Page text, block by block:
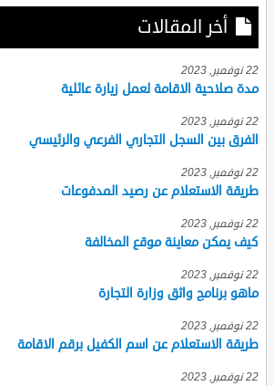
أخر المقالات
22 نوفمبر, 2023
مدة صلاحية الاقامة لعمل زيارة عائلية
22 نوفمبر, 2023
الفرق بين السجل التجاري الفرعي والرئيسي
22 نوفمبر, 2023
طريقة الاستعلام عن رصيد المدفوعات
22 نوفمبر, 2023
كيف يمكن معاينة موقع المخالفة
22 نوفمبر, 2023
ماهو برنامج واثق وزارة التجارة
22 نوفمبر, 2023
طريقة الاستعلام عن اسم الكفيل برقم الاقامة
22 نوفمبر, 2023